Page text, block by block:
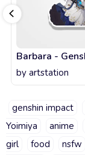
by artstation
genshin impact
Yoimiya
anime
girl
food nsfw